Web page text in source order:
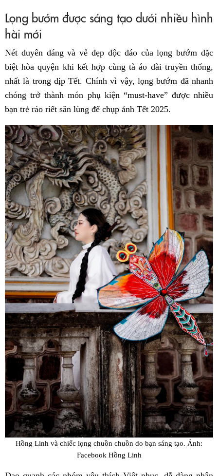
Lọng bướm được sáng tạo dưới nhiều hình
hài mới
Nét duyên dáng và vẻ đẹp độc đáo của lọng bướm đặc
biệt hòa quyện khi kết hợp cùng tà áo dài truyền thống,
nhất là trong dịp Tết. Chính vì vậy, lọng bướm đã nhanh
chóng trở thành món phụ kiện “must-have” được nhiều
bạn trẻ ráo riết săn lùng để chụp ảnh Tết 2025.
Hồng Linh và chiếc lọng chuồn chuồn do bạn sáng tạo. Ảnh:
Facebook Hồng Linh